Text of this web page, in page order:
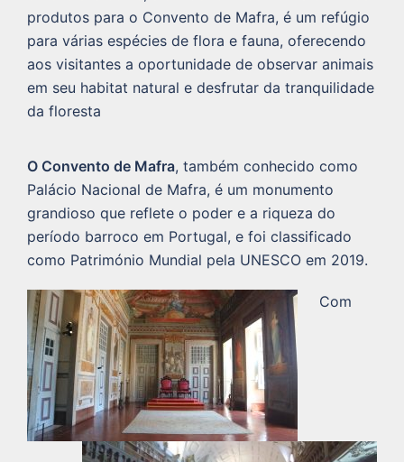
produtos para o Convento de Mafra, é um refúgio
para várias espécies de flora e fauna, oferecendo
aos visitantes a oportunidade de observar animais
em seu habitat natural e desfrutar da tranquilidade
da floresta
O Convento de Mafra, também conhecido como
Palácio Nacional de Mafra, é um monumento
grandioso que reflete o poder e a riqueza do
período barroco em Portugal, e foi classificado
como Património Mundial pela UNESCO em 2019.
Com